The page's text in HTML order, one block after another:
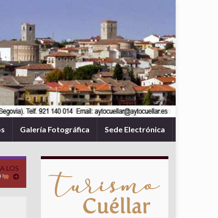
Galería Fotográfica Sede Electrónica
LOS